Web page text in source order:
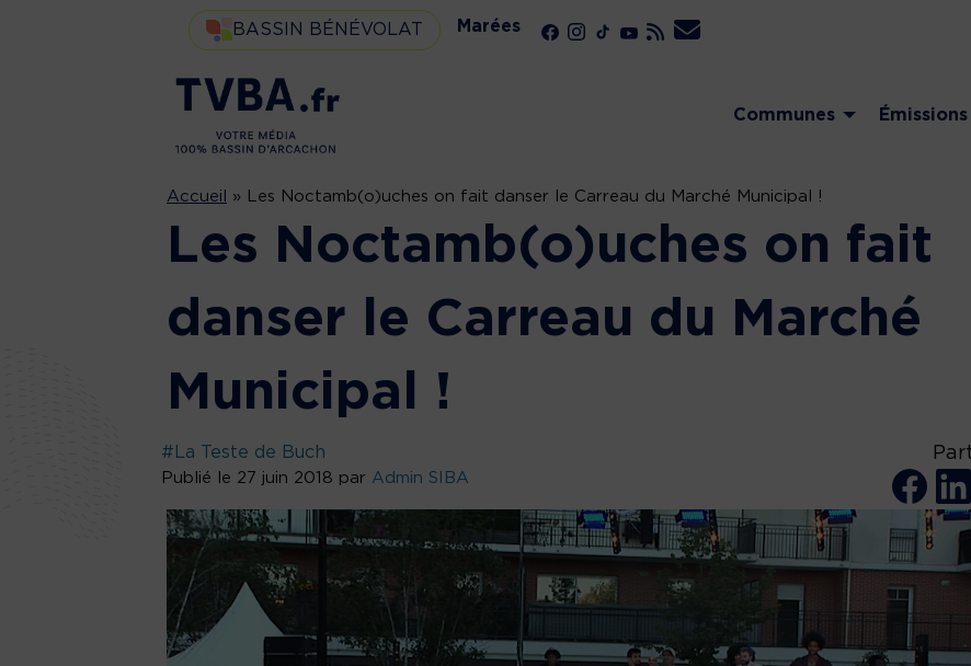
BASSIN BÉNÉVOLAT Marées
Communes Émissions
Accueil » Les Noctamb(o)uches on fait danser le Carreau du Marché Municipal !
Les Noctamb(o)uches on fait
danser le Carreau du Marché
Municipal !
#La Teste de Buch
Publié le 27 juin 2018 par Admin SIBA